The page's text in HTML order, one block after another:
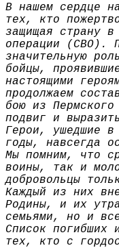
В нашем сердце
тех, кто
защищая страну в
операции (СВО).
значительную
бойцы,
настоящими
продолжаем
бою из
подвиг и
Герои, ушедшие
годы, навсегда
Мы помним, что
воины, так и
добровольцы
Каждый из них
Родины, и их
семьями, но и
Список погибших
тех, кто с